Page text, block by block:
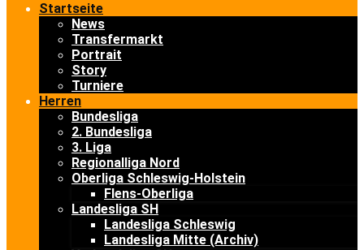
Startseite
News
Transfermarkt
Portrait
Story
Turniere
Herren
Bundesliga
2. Bundesliga
3. Liga
Regionalliga Nord
Oberliga Schleswig-Holstein
Flens-Oberliga
Landesliga SH
Landesliga Schleswig
Landesliga Mitte (Archiv)